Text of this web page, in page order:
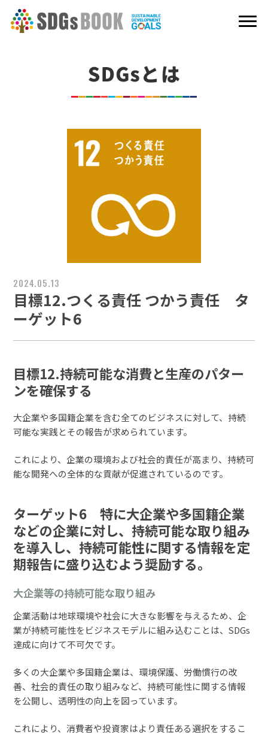
2024.05.13
目標12.つくる責任 つかう責任 タ
ーゲット6
目標12.持続可能な消費と生産のパター
ンを確保する
大企業や多国籍企業を含む全てのビジネスに対して、持続
可能な実践とその報告が求められています。
これにより、企業の環境および社会的責任が高まり、持続可
能な開発への全体的な貢献が促進されているのです。
ターゲット6 特に大企業や多国籍企業
などの企業に対し、持続可能な取り組み
を導入し、持続可能性に関する情報を定
期報告に盛り込むよう奨励する。
大企業等の持続可能な取り組み
企業活動は地球環境や社会に大きな影響を与えるため、企
業が持続可能性をビジネスモデルに組み込むことは、SDGs
達成に向けて不可欠です。
多くの大企業や多国籍企業は、環境保護、労働慣行の改
善、社会的責任の取り組みなど、持続可能性に関する情報
を公開し、透明性の向上を図っています。
これにより、消費者や投資家はより責任ある選択をするこ